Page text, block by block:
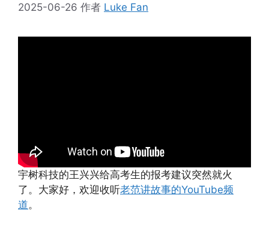
2025-06-26 作者 Luke Fan
宇树科技的王兴兴给高考生的报考建议突然就火
了。大家好，欢迎收听老范讲故事的YouTube频
道。